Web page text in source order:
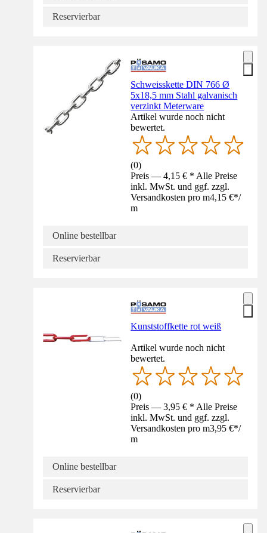
Reservierbar
Schweisskette DIN 766 Ø
5x18,5 mm Stahl galvanisch
verzinkt Meterware
Artikel wurde noch nicht
bewertet.
(0)
Preis — 4,15 € * Alle Preise
inkl. MwSt. und ggf. zzgl.
Versandkosten pro m4,15 €*/
m
Online bestellbar
Reservierbar
Kunststoffkette rot weiß
Artikel wurde noch nicht
bewertet.
(0)
Preis — 3,95 € * Alle Preise
inkl. MwSt. und ggf. zzgl.
Versandkosten pro m3,95 €*/
m
Online bestellbar
Reservierbar